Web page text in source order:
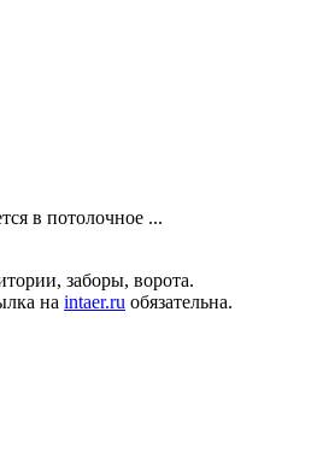
в потолочное ...
заборы, ворота.
на intaer.ru обязательна.